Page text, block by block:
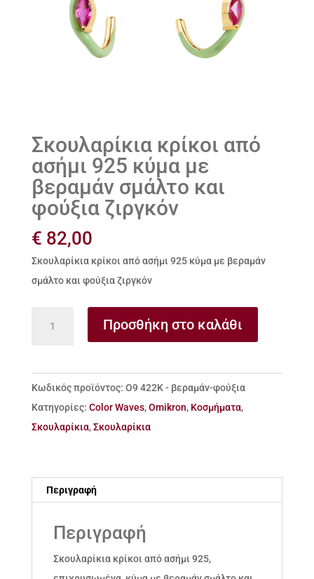
Σκουλαρίκια κρίκοι από
ασήμι 925 κύμα με
βεραμάν σμάλτο και
φούξια ζιργκόν
€ 82,00
Σκουλαρίκια κρίκοι από ασήμι 925 κύμα με βεραμάν
σμάλτο και φούξια ζιργκόν
ασήμι
925
κύμα
με
Προσθήκη στο καλάθι
Κωδικός προϊόντος: Ο9 422Κ - βεραμάν-φούξια
Κατηγορίες: Color Waves,Omikron, Κοσμήματα,
Σκουλαρίκια,Σκουλαρίκια
Περιγραφή
Περιγραφή
Σκουλαρίκια κρίκοι από ασήμι 925,